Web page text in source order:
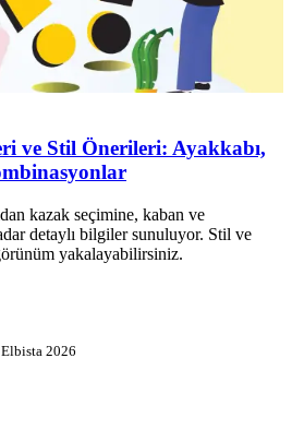
ve Stil Önerileri: Ayakkabı,
kazak seçimine, kaban ve
detaylı bilgiler sunuluyor. Stil ve
yakalayabilirsiniz.
Elbista 2026